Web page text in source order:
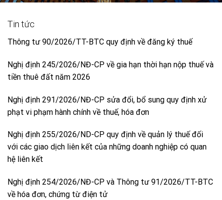
Tin tức
Thông tư 90/2026/TT-BTC quy định về đăng ký thuế
Nghị định 245/2026/NĐ-CP về gia hạn thời hạn nộp thuế và
tiền thuê đất năm 2026
Nghị định 291/2026/NĐ-CP sửa đổi, bổ sung quy định xử
phạt vi phạm hành chính về thuế, hóa đơn
Nghị định 255/2026/ND-CP quy định về quản lý thuế đối
với các giao dịch liên kết của những doanh nghiệp có quan
hệ liên kết
Nghị định 254/2026/NĐ-CP và Thông tư 91/2026/TT-BTC
về hóa đơn, chứng từ điện tử